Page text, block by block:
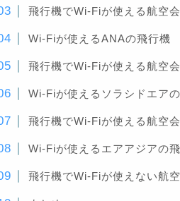
飛行機でWi-Fiが使える航空
Wi-Fiが使えるANAの飛行機
飛行機でWi-Fiが使える航空
Wi-Fiが使えるソラシドエア
飛行機でWi-Fiが使える航空
Wi-Fiが使えるエアアジアの
飛行機でWi-Fiが使えない航